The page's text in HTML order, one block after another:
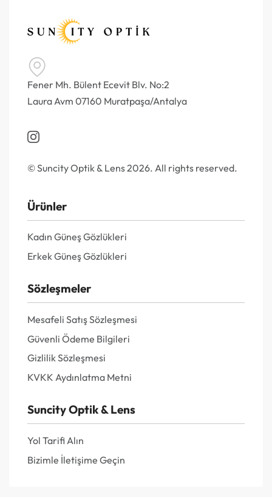
Fener Mh. Bülent Ecevit Blv. No:2
Laura Avm 07160 Muratpaşa/Antalya
© Suncity Optik & Lens 2026. All rights reserved.
Ürünler
Kadın Güneş Gözlükleri
Erkek Güneş Gözlükleri
Sözleşmeler
Mesafeli Satış Sözleşmesi
Güvenli Ödeme Bilgileri
Gizlilik Sözleşmesi
KVKK Aydınlatma Metni
Suncity Optik & Lens
Yol Tarifi Alın
Bizimle İletişime Geçin